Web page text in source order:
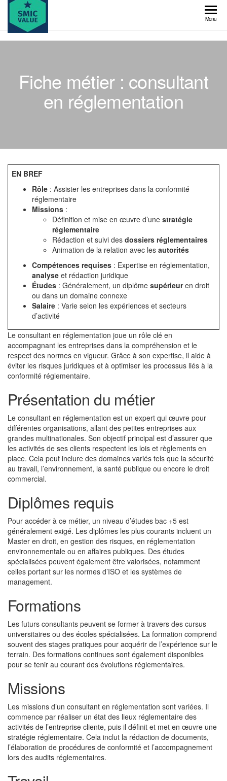
Skip
the
content
value
Menu
Fiche métier : consultant
en réglementation
EN BREF
Rôle : Assister les entreprises dans la conformité
réglementaire
Missions :
Définition et mise en œuvre d’une stratégie
réglementaire
Rédaction et suivi des dossiers réglementaires
Animation de la relation avec les autorités
Compétences requises : Expertise en réglementation,
analyse et rédaction juridique
Études : Généralement, un diplôme supérieuren droit
ou dans un domaine connexe
Salaire : Varie selon les expériences et secteurs
d’activité
Le consultant en réglementation joue un rôle clé en
accompagnant les entreprises dans la compréhension et le
respect des normes en vigueur. Grâce à son expertise, il aide à
éviter les risques juridiques et à optimiser les processus liés à la
conformité réglementaire.
Présentation du métier
Le consultant en réglementation est un expert qui œuvre pour
différentes organisations, allant des petites entreprises aux
grandes multinationales. Son objectif principal est d’assurer que
les activités de ses clients respectent les lois et règlements en
place. Cela peut inclure des domaines variés tels que la sécurité
au travail, l’environnement, la santé publique ou encore le droit
commercial.
Diplômes requis
Pour accéder à ce métier, un niveau d’études bac +5 est
généralement exigé. Les diplômes les plus courants incluent un
Master en droit, en gestion des risques, en réglementation
environnementale ou en affaires publiques. Des études
spécialisées peuvent également être valorisées, notamment
celles portant sur les normes d’ISO et les systèmes de
management.
Formations
Les futurs consultants peuvent se former à travers des cursus
universitaires ou des écoles spécialisées. La formation comprend
souvent des stages pratiques pour acquérir de l’expérience sur le
terrain. Des formations continues sont également disponibles
pour se tenir au courant des évolutions réglementaires.
Missions
Les missions d’un consultant en réglementation sont variées. Il
commence par réaliser un état des lieux réglementaire des
activités de l’entreprise cliente, puis il définit et met en œuvre une
stratégie réglementaire. Cela inclut la rédaction de documents,
l’élaboration de procédures de conformité et l’accompagnement
lors des audits réglementaires.